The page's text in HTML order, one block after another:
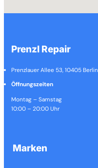
Prenzl Repair
Prenzlauer Allee 53, 10405 Berlin
Öffnungszeiten
Montag – Samstag
10:00 – 20:00 Uhr
Marken